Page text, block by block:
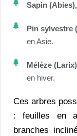
Sapin (Abies),
Pin sylvestre
en Asie.
Mélèze
en hiver.
Ces arbres
: feuilles en
branches